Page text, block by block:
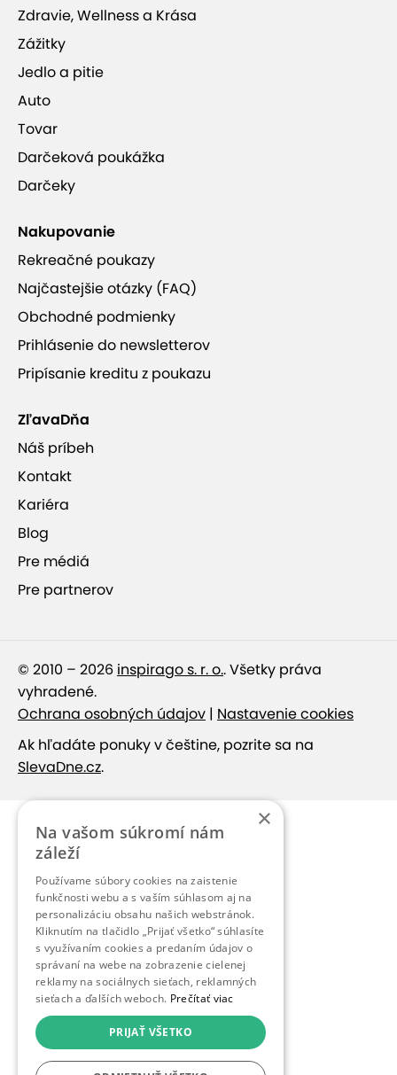
Zdravie, Wellness a Krása
Zážitky
Jedlo a pitie
Auto
Tovar
Darčeková poukážka
Darčeky
Nakupovanie
Rekreačné poukazy
Najčastejšie otázky (FAQ)
Obchodné podmienky
Prihlásenie do newsletterov
Pripísanie kreditu z poukazu
ZľavaDňa
Náš príbeh
Kontakt
Kariéra
Blog
Pre médiá
Pre partnerov
© 2010 – 2026 inspirago s. r. o.. Všetky práva
vyhradené.
Ochrana osobných údajov | Nastavenie cookies
Ak hľadáte ponuky v češtine, pozrite sa na
SlevaDne.cz.
×
Na vašom súkromí nám
záleží
Používame súbory cookies na zaistenie
funkčnosti webu a s vaším súhlasom aj na
personalizáciu obsahu našich webstránok.
Kliknutím na tlačidlo „Prijať všetko“ súhlasíte
s využívaním cookies a predaním údajov o
správaní na webe na zobrazenie cielenej
reklamy na sociálnych sieťach, reklamných
sieťach a ďalších weboch. Prečítať viac
PRIJAŤ VŠETKO